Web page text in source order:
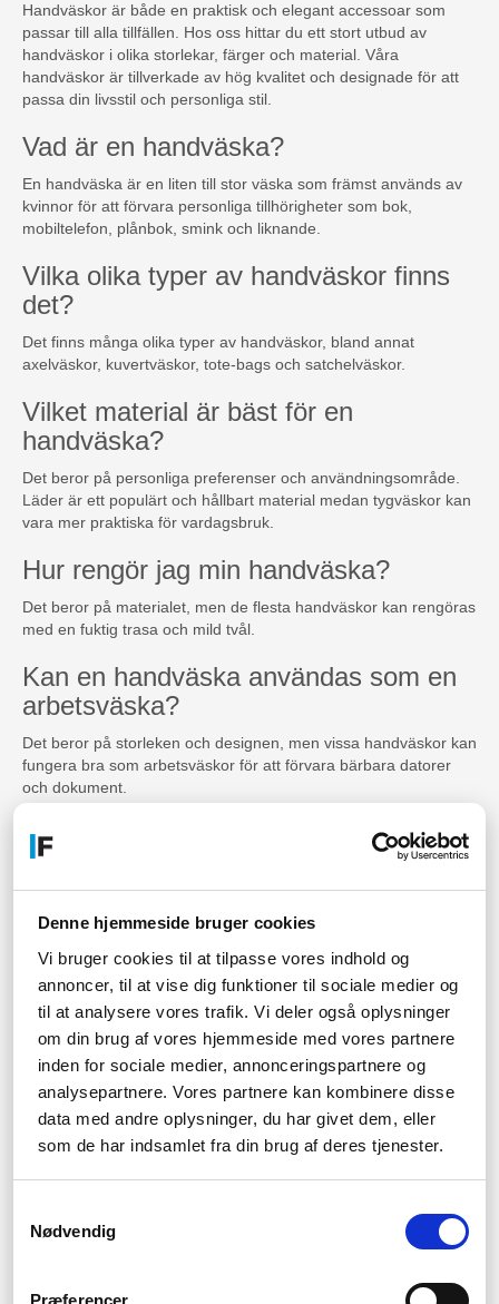
Denne hjemmeside bruger cookies
Vi bruger cookies til at tilpasse vores indhold og
annoncer, til at vise dig funktioner til sociale medier og
til at analysere vores trafik. Vi deler også oplysninger
om din brug af vores hjemmeside med vores partnere
inden for sociale medier, annonceringspartnere og
analysepartnere. Vores partnere kan kombinere disse
data med andre oplysninger, du har givet dem, eller
som de har indsamlet fra din brug af deres tjenester.
Nødvendig
Præferencer
Handväskor är både en praktisk och elegant accessoar som
passar till alla tillfällen. Hos oss hittar du ett stort utbud av
handväskor i olika storlekar, färger och material. Våra
handväskor är tillverkade av hög kvalitet och designade för att
passa din livsstil och personliga stil.
Vad är en handväska?
En handväska är en liten till stor väska som främst används av
kvinnor för att förvara personliga tillhörigheter som bok,
mobiltelefon, plånbok, smink och liknande.
Vilka olika typer av handväskor finns
det?
Det finns många olika typer av handväskor, bland annat
axelväskor, kuvertväskor, tote-bags och satchelväskor.
Vilket material är bäst för en
handväska?
Det beror på personliga preferenser och användningsområde.
Läder är ett populärt och hållbart material medan tygväskor kan
vara mer praktiska för vardagsbruk.
Hur rengör jag min handväska?
Det beror på materialet, men de flesta handväskor kan rengöras
med en fuktig trasa och mild tvål.
Kan en handväska användas som en
arbetsväska?
Det beror på storleken och designen, men vissa handväskor kan
fungera bra som arbetsväskor för att förvara bärbara datorer
och dokument.
Vilka handväskor passar bäst till
festliga tillfällen?
tillfällen.
Hur väljer jag rätt storlek på min
handväska?
Det beror på vad du vill ha med dig, men välj en storlek som
passar din livsstil och behov. En för stor eller för liten handväska
Fördelar:
Praktisk för att förvara personliga tillhörigheter
Nackdelar: